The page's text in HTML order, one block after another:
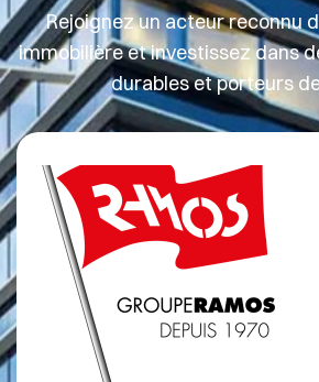
Rejoignez un acteur reconnu
immobilière et investissez dans
durables et porteurs